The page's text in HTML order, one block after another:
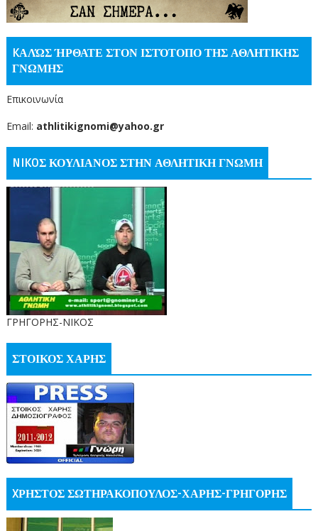
KΑΛΏΣ ΉΡΘΑΤΕ ΣΤΟΝ ΙΣΤΌΤΟΠΟ ΤΗΣ ΑΘΛΗΤΙΚΗΣ
ΓΝΩΜΗΣ
Επικοινωνία
Email: athlitikignomi@yahoo.gr
NIKOΣ ΚΟΥΛΙΑΝΟΣ ΣΤΗΝ ΑΘΛΗΤΙΚΗ ΓΝΩΜΗ
ΓΡΗΓΟΡΗΣ-ΝΙΚΟΣ
ΣΤΟΙΚΟΣ ΧΑΡΗΣ
XΡΗΣΤΟΣ ΣΩΤΗΡΑΚΟΠΟΥΛΟΣ-ΧΑΡΗΣ-ΓΡΗΓΟΡΗΣ